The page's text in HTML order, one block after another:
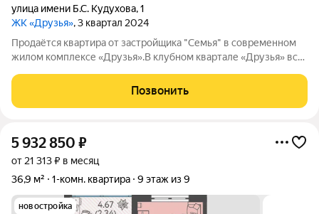
улица имени Б.С. Кудухова,1
ЖК «Друзья», 3 квартал 2024
Продаётся квартира от застройщика "Семья" в современном
жилом комплексе «Друзья».В клубном квартале «Друзья» все
Бесплатные игровая комната для детей и антикафе для
подростков; Широкие лоджии до 1,5
Позвонить
5 932 850 ₽
от 21 313 ₽ в месяц
36,9 м²
1-комн. квартира 9 этаж из 9
новостройка